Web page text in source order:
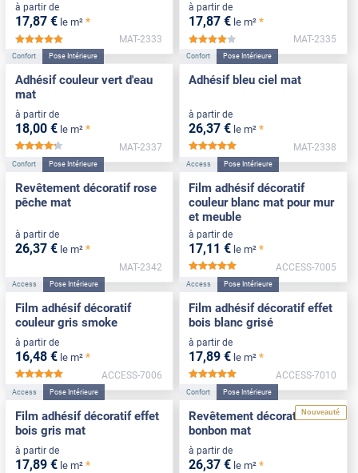
à partir de
17,87 € le m² *
*****
MAT-2333
à partir de
17,87 € le m² *
*****
MAT-2335
Confort Pose Intérieure
Adhésif couleur vert d'eau
mat
à partir de
18,00 € le m² *
*****
MAT-2337
Confort Pose Intérieure
Adhésif bleu ciel mat
à partir de
26,37 € le m² *
MAT-2338
Confort Pose Intérieure
Revêtement décoratif rose
pêche mat
à partir de
26,37 € le m² *
MAT-2342
Access Pose Intérieure
Film adhésif décoratif
couleur blanc mat pour mur
et meuble
à partir de
17,11 € le m² *
ACCESS-7005
Access Pose Intérieure
Film adhésif décoratif
couleur gris smoke
à partir de
16,48 € le m² *
*****
ACCESS-7006
Access Pose Intérieure
Film adhésif décoratif effet
bois blanc grisé
à partir de
17,89 € le m² *
ACCESS-7010
Access Pose Intérieure
Film adhésif décoratif effet
bois gris mat
à partir de
17,89 € le m² *
Nouveauté
Confort Pose Intérieure
Revêtement décoratif rose
bonbon mat
à partir de
26,37 € le m² *